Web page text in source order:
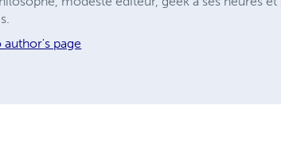
author's page